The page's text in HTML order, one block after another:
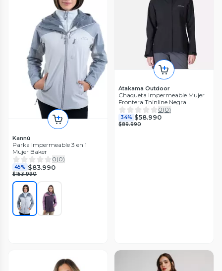
Kannú
Parka Impermeable 3 en 1
Mujer Baker
0(0)
45% $83.990
$153.990
Atakama Outdoor
Chaqueta Impermeable Mujer
Frontera Thinline Negra
Atakama Outdoor
0(0)
34% $58.990
$89.990